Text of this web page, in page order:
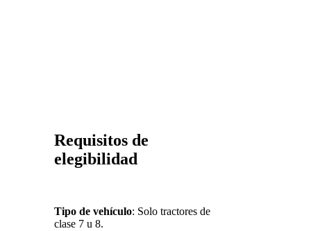
Requisitos de
elegibilidad
Tipo de vehículo: Solo tractores de
clase 7 u 8.